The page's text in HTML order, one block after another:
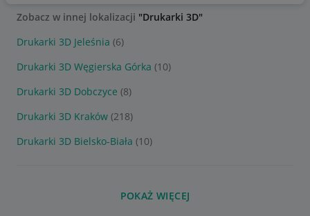
Zobacz w innej lokalizacji "Drukarki 3D"
Drukarki 3D Jeleśnia (6)
Drukarki 3D Węgierska Górka (10)
Drukarki 3D Dobczyce (8)
Drukarki 3D Kraków (218)
Drukarki 3D Bielsko-Biała (10)
POKAŻ WIĘCEJ